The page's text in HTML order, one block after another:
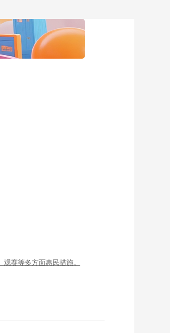
赛等多方面惠民措施。